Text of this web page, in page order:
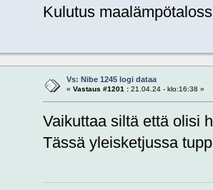
Kulutus
Vs: Nibe 1245 logi dataa
« Vastaus #1201 :21.04.24 - klo:16:38 »
Vaikuttaa siltä että olisi
Tässä yleisketjussa